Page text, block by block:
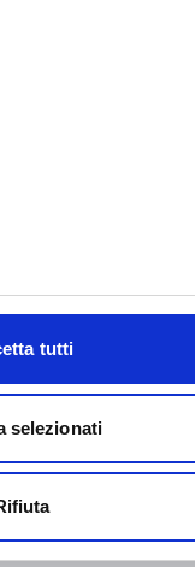
tutti
selezionati